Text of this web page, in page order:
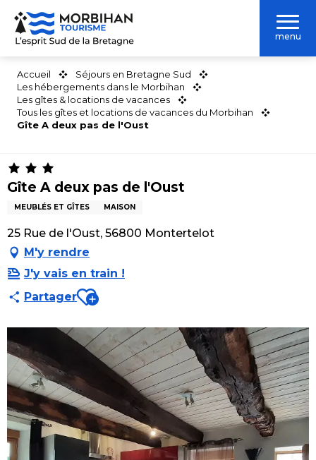
Aller
contenu
menu
Accueil
Séjours en Bretagne Sud
Les hébergements dans le Morbihan
Les gîtes & locations de vacances
Tous les gîtes et locations de vacances du Morbihan
Gîte A deux pas de l'Oust
Gîte A deux pas de l'Oust
MEUBLÉS ET GÎTES MAISON
25 Rue de l'Oust, 56800 Montertelot
M'y rendre
J'y vais en train !
PartagerAjouter aux favoris